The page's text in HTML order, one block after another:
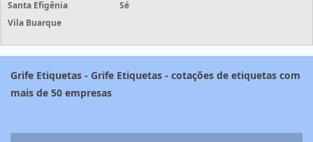
Santa Efigênia
Sé
Vila Buarque
Grife Etiquetas - Grife Etiquetas - cotações de etiquetas com
mais de 50 empresas